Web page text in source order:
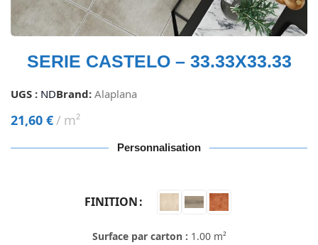
SERIE CASTELO – 33.33X33.33
UGS : NDBrand: Alaplana
21,60 € m²
Personnalisation
FINITION
Surface par carton : 1.00 m²